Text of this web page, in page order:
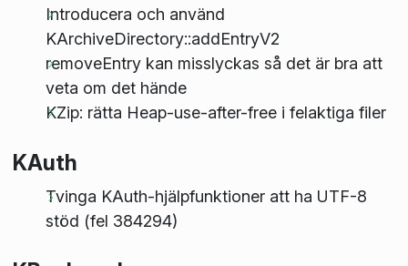
Introducera och använd
KArchiveDirectory::addEntryV2
removeEntry kan misslyckas så det är bra att
veta om det hände
KZip: rätta Heap-use-after-free i felaktiga filer
KAuth
Tvinga KAuth-hjälpfunktioner att ha UTF-8
stöd (fel 384294)